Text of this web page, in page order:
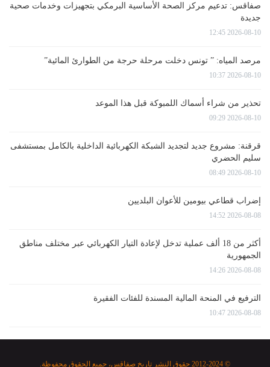
صفاقس: تدعيم مركز الصحة الأساسية البرمكي بتجهيزات وخدمات صحية
جديدة
2026-08-10 12:45
مرصد المياه: ” تونس دخلت مرحلة حرجة من الطوارئ المائية”
2026-08-10 10:37
تحذير من شراء أسماك اللمبوكة قبل هذا الموعد
2026-08-10 09:29
قرقنة: مشروع جديد لتجديد الشبكة الكهربائية الداخلية بالكامل بمستشفى
سليم الحضري
2026-08-10 08:49
إضراب قطاعي بيومين للأعوان البلديين
2026-08-08 14:52
أكثر من 18 ألف عملية تدخل لإعادة التيار الكهربائي عبر مختلف مناطق
الجمهورية
2026-08-08 14:26
الترفيع في المنحة المالية المسندة للفئات الفقيرة
2026-08-08 10:47
© 2012-2024 حقوق النشر تاريخ صفاقس، جميع الحقوق محفوظة.